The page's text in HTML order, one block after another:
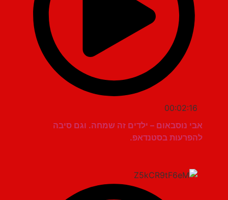
00:02:16
אבי נוסבאום – ילדים זה שמחה. וגם סיבה
להפרעות בסטנדאפ.